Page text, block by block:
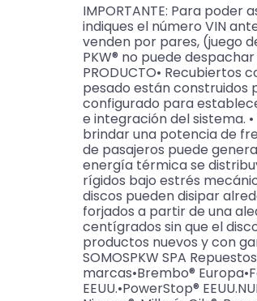
IMPORTANTE: Para
indiques el número VIN
venden por pares, (juego
PKW® no puede
PRODUCTO•
pesado están construidos
configurado para
e integración del sistema.
brindar una potencia de
de pasajeros puede
energía térmica se
rígidos bajo estrés
discos pueden disipar
forjados a partir de una
centígrados sin que el
productos nuevos y con
SOMOSPKW SPA
marcas•Brembo®
EEUU.•PowerStop®